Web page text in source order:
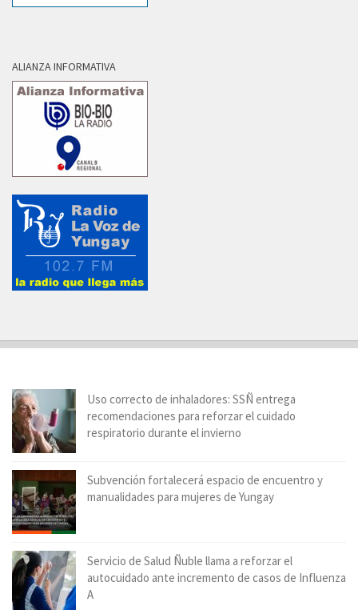
ALIANZA INFORMATIVA
Uso correcto de inhaladores: SSÑ entrega
recomendaciones para reforzar el cuidado
respiratorio durante el invierno
Subvención fortalecerá espacio de encuentro y
manualidades para mujeres de Yungay
Servicio de Salud Ñuble llama a reforzar el
autocuidado ante incremento de casos de Influenza
A